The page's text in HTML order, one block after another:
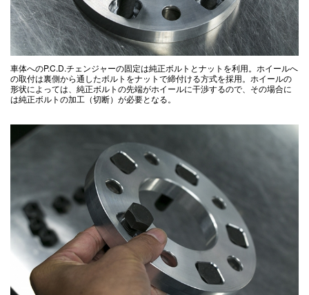
車体へのP.C.D.チェンジャーの固定は純正ボルトとナットを利用。ホイールへ
の取付は裏側から通したボルトをナットで締付ける方式を採用。ホイールの
形状によっては、純正ボルトの先端がホイールに干渉するので、その場合に
は純正ボルトの加工（切断）が必要となる。